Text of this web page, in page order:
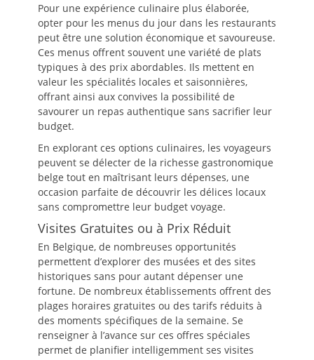
Pour une expérience culinaire plus élaborée,
opter pour les menus du jour dans les restaurants
peut être une solution économique et savoureuse.
Ces menus offrent souvent une variété de plats
typiques à des prix abordables. Ils mettent en
valeur les spécialités locales et saisonnières,
offrant ainsi aux convives la possibilité de
savourer un repas authentique sans sacrifier leur
budget.
En explorant ces options culinaires, les voyageurs
peuvent se délecter de la richesse gastronomique
belge tout en maîtrisant leurs dépenses, une
occasion parfaite de découvrir les délices locaux
sans compromettre leur budget voyage.
Visites Gratuites ou à Prix Réduit
En Belgique, de nombreuses opportunités
permettent d’explorer des musées et des sites
historiques sans pour autant dépenser une
fortune. De nombreux établissements offrent des
plages horaires gratuites ou des tarifs réduits à
des moments spécifiques de la semaine. Se
renseigner à l’avance sur ces offres spéciales
permet de planifier intelligemment ses visites